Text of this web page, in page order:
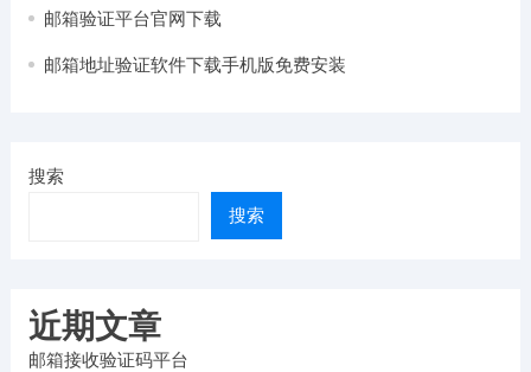
邮箱验证平台官网下载
邮箱地址验证软件下载手机版免费安装
搜索
搜索
近期文章
邮箱接收验证码平台